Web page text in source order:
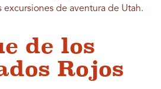
excursiones de aventura de Utah.
de los
Rojos